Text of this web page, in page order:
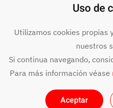
BIT4DATA. Todos los
términos de uso.
Uso de
Utilizamos cookies propias
nuestros
Si continua navegando,
Para más información véase
Aceptar